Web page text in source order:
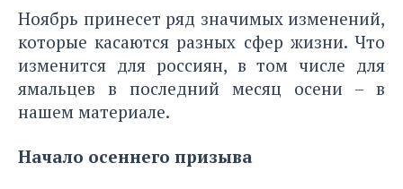
Ноябрь принесет ряд значимых изменений,
которые касаются разных сфер жизни. Что
изменится для россиян, в том числе для
ямальцев в последний месяц осени – в
нашем материале.
Начало осеннего призыва